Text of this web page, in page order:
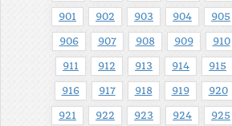
901 902 903 904 905
906 907 908 909 910
911 912 913 914 915
916 917 918 919 920
921 922 923 924 925